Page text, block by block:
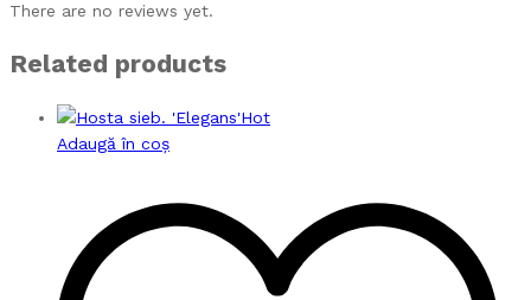
There are no reviews yet.
Related products
Hot
Adaugă în coș